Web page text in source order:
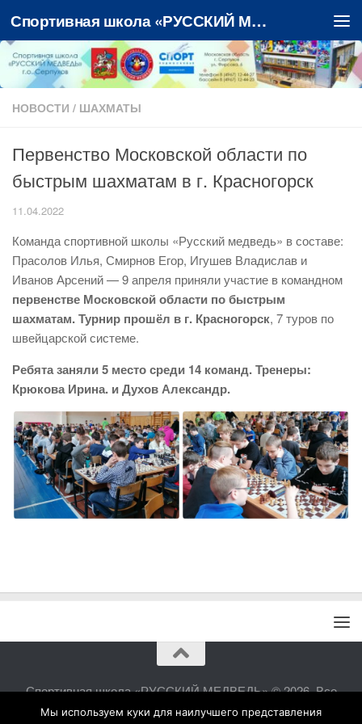
Перейти к содержимому Спортивная школа «РУССКИЙ МЕДВЕДЬ»
НОВОСТИ / ШАХМАТЫ
Первенство Московской области по
быстрым шахматам в г. Красногорск
11.04.2022
Команда спортивной школы «Русский медведь» в составе:
Прасолов Илья, Смирнов Егор, Игушев Владислав и
Иванов Арсений — 9 апреля приняли участие в командном
первенстве Московской области по быстрым
шахматам. Турнир прошёл в г. Красногорск, 7 туров по
швейцарской системе.
Ребята заняли 5 место среди 14 команд. Тренеры:
Крюкова Ирина. и Духов Александр.
Спортивная школа «РУССКИЙ МЕДВЕДЬ» © 2026. Все
права защищены.
Мы используем куки для наилучшего представления